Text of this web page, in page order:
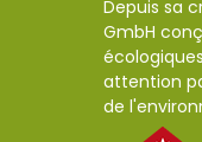
Depuis sa
GmbH
attention
de